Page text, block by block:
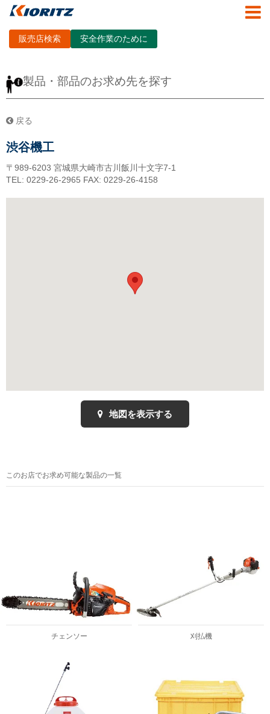
販売店検索 安全作業のために
製品・部品のお求め先を探す
戻る
渋谷機工
〒989-6203 宮城県大崎市古川飯川十文字7-1
TEL: 0229-26-2965 FAX: 0229-26-4158
地図を表示する
このお店でお求め可能な製品の一覧
チェンソー 刈払機